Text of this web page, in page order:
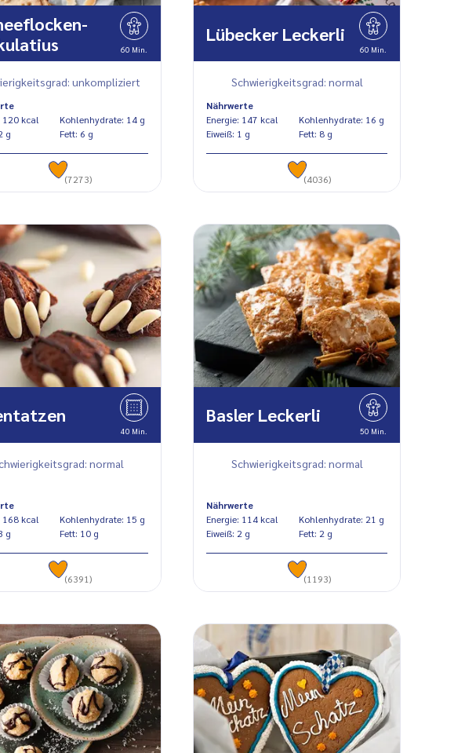
60 Min.
unkompliziert
Energie: 120 kcal
2 g
Kohlenhydrate: 14 g
Fett: 6 g
(7273)
Lübecker Leckerli
60 Min.
Schwierigkeitsgrad: normal
Nährwerte
Energie: 147 kcal
Eiweiß: 1 g
Kohlenhydrate: 16 g
Fett: 8 g
(4036)
40 Min.
normal
Energie: 168 kcal
3 g
Kohlenhydrate: 15 g
Fett: 10 g
(6391)
Basler Leckerli
50 Min.
Schwierigkeitsgrad: normal
Nährwerte
Energie: 114 kcal
Eiweiß: 2 g
Kohlenhydrate: 21 g
Fett: 2 g
(1193)